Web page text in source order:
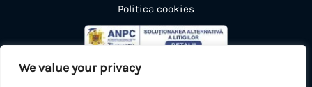
We value your privacy
Politica cookies